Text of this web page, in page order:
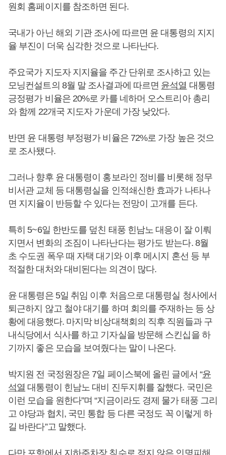
원회 홈페이지를 참조하면 된다.
국내가 아닌 해외 기관 조사에 따르면 윤 대통령의 지지
율 부진이 더욱 심각한 것으로 나타난다.
주요국가 지도자 지지율을 주간 단위로 조사하고 있는
모닝컨설트의 8월 말 조사결과에 따르면 윤석열 대통령
긍정평가 비율은 20%로 카를 네하머 오스트리아 총리
와 함께 22개국 지도자 가운데 가장 낮았다.
반면 윤 대통령 부정평가 비율은 72%로 가장 높은 것으
로 조사됐다.
그러나 향후 윤 대통령이 홍보라인 정비를 비롯해 정무
비서관 교체 등 대통령실을 인적쇄신한 효과가 나타나
면 지지율이 반등할 수 있다는 전망이 고개를 든다.
특히 5~6일 한반도를 덮친 태풍 힌남노 대응이 잘 이뤄
지면서 변화의 조짐이 나타난다는 평가도 받는다. 8월
초 수도권 폭우 때 자택 대기와 이후 메시지 혼선 등 부
적절한 대처와 대비된다는 의견이 많다.
윤 대통령은 5일 취임 이후 처음으로 대통령실 청사에서
퇴근하지 않고 철야 대기를 하며 회의를 주재하는 등 상
황에 대응했다. 마지막 비상대책회의 직후 직원들과 구
내식당에서 식사를 하고 기자실을 방문해 스킨십을 하
기까지 좋은 모습을 보여줬다는 말이 나온다.
박지원 전 국정원장은 7일 페이스북에 올린 글에서 “윤
석열 대통령이 힌남노 대비 진두지휘를 잘했다. 국민은
이런 모습을 원한다”며 “지금이라도 경제 물가 태풍 그리
고 야당과 협치, 국민 통합 등 다른 국정도 꼭 이렇게 하
길 바란다”고 말했다.
다만 포항에서 지하주차장 침수로 적지 않은 인명피해